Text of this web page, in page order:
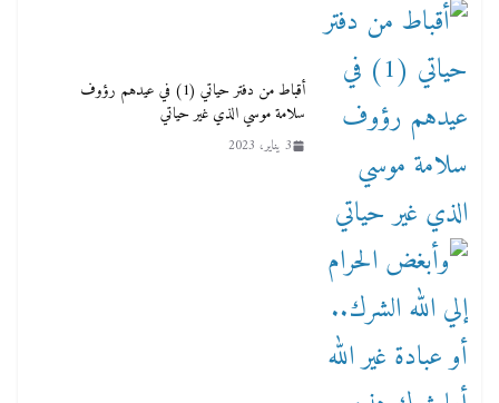
أقباط من دفتر حياتي (1) في عيدهم رؤوف
سلامة موسي الذي غير حياتي
3 يناير، 2023